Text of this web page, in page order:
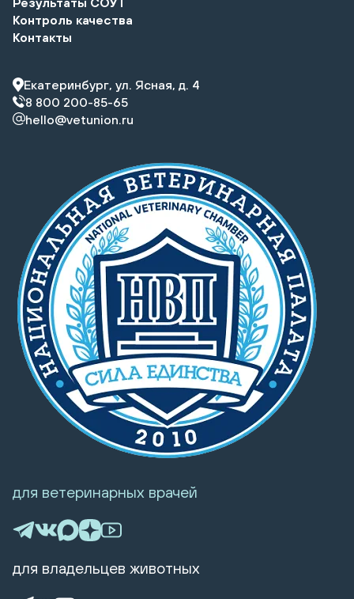
Контроль качества
Контакты
Екатеринбург, ул. Ясная, д. 4
8 800 200-85-65
hello@vetunion.ru
для ветеринарных врачей
для владельцев животных